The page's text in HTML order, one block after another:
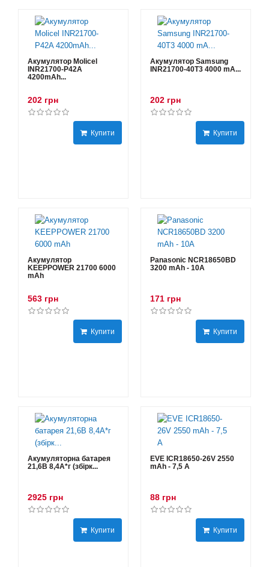
Акумулятор Molicel
INR21700-P42A
4200mAh...
202 грн
Купити
Акумулятор Samsung
INR21700-40T3 4000 mA...
202 грн
Купити
Акумулятор
KEEPPOWER 21700 6000
mAh
563 грн
Купити
Panasonic NCR18650BD
3200 mAh - 10А
171 грн
Купити
Акумуляторна батарея
21,6В 8,4A*г (збірк...
2925 грн
Купити
EVE ICR18650-26V 2550
mAh - 7,5 А
88 грн
Купити